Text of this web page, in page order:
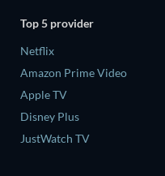
Top 5 provider
Netflix
Amazon Prime Video
Apple TV
Disney Plus
JustWatch TV